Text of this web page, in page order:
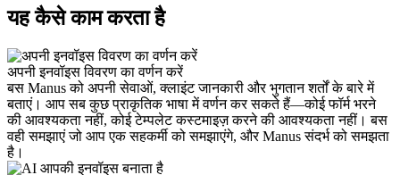
यह कैसे काम करता है
अपनी इनवॉइस विवरण का वर्णन करें
बस Manus को अपनी सेवाओं, क्लाइंट जानकारी और भुगतान शर्तों के बारे में
बताएं। आप सब कुछ प्राकृतिक भाषा में वर्णन कर सकते हैं—कोई फॉर्म भरने
की आवश्यकता नहीं, कोई टेम्पलेट कस्टमाइज़ करने की आवश्यकता नहीं। बस
वही समझाएं जो आप एक सहकर्मी को समझाएंगे, और Manus संदर्भ को समझता
है।